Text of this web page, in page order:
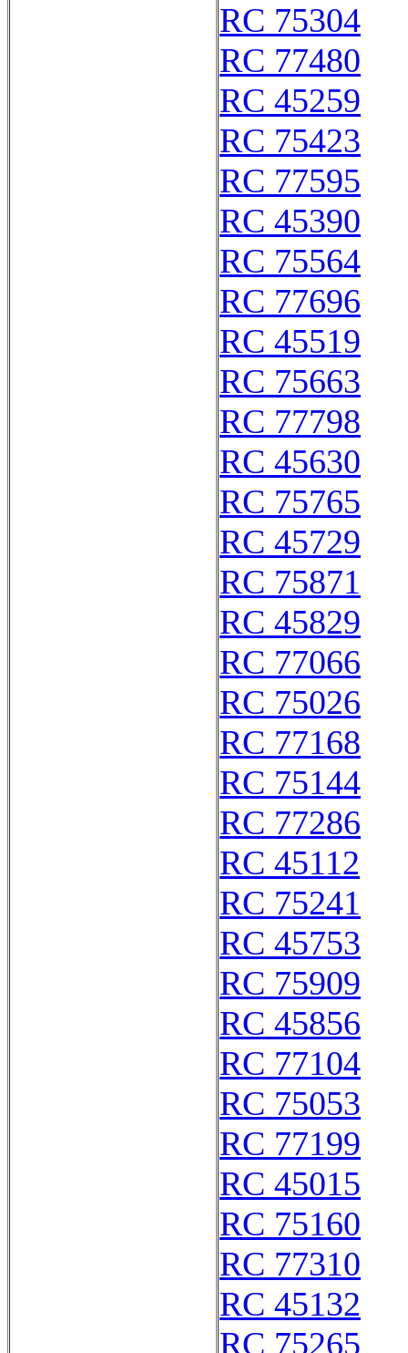
RC 75304
RC 77480
RC 45259
RC 75423
RC 77595
RC 45390
RC 75564
RC 77696
RC 45519
RC 75663
RC 77798
RC 45630
RC 75765
RC 45729
RC 75871
RC 45829
RC 77066
RC 75026
RC 77168
RC 75144
RC 77286
RC 45112
RC 75241
RC 45753
RC 75909
RC 45856
RC 77104
RC 75053
RC 77199
RC 45015
RC 75160
RC 77310
RC 45132
RC 75265